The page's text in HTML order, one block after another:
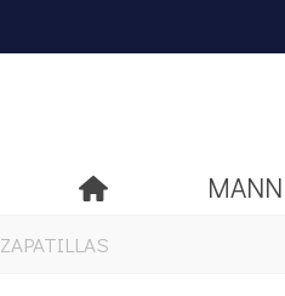
MANN
ZAPATILLAS